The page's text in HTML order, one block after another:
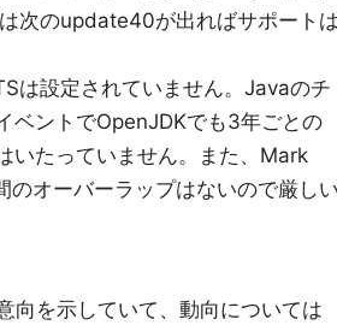
次のupdate40が出ればサポート
は設定されていません。Javaのチ
ベントでOpenJDKでも3年ごとの
いたっていません。また、Mark
のオーバーラップはないので厳し
向を示していて、動向については